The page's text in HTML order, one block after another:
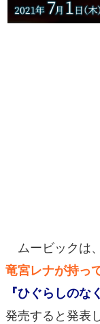
特集記事
ムービックは、
竜宮レナが持っ
『ひぐらしの
発売すると発表